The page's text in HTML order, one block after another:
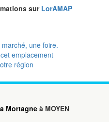
sur LorAMAP
une foire.
emplacement
région
Mortagne à MOYEN